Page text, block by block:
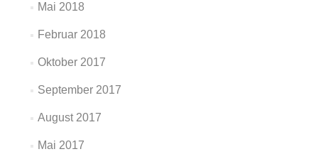
Mai 2018
Februar 2018
Oktober 2017
September 2017
August 2017
Mai 2017